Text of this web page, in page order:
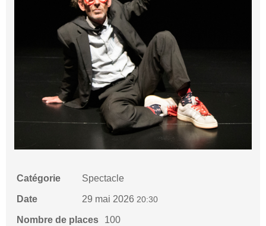
Catégorie Spectacle
Date 29 mai 202620:30
Nombre de places 100